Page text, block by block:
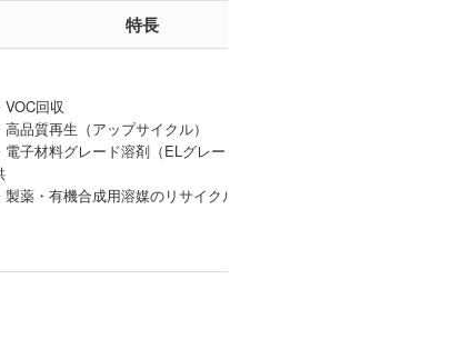
特長
VOC回収
高品質再生（アップサイクル）
電子材料グレード溶剤（ELグレード）の提
製薬・有機合成用溶媒のリサイクル、精製